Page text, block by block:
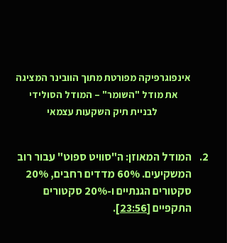
אינפוגרפיקה מפורטת מתוך הוובינר המציגה
את מודל "השומר" – המודל הסולידי
לבניית תיק השקעות עצמאי
המודל המאוזן: ה"סוויט ספוט" עבור רוב
סקטורים הגנתיים ו-20% סקטורים
התקפיים [23:56
].